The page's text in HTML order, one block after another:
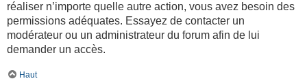
réaliser n’importe quelle autre action, vous avez besoin des
permissions adéquates. Essayez de contacter un
modérateur ou un administrateur du forum afin de lui
demander un accès.
Haut